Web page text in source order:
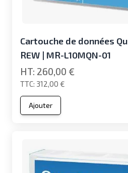
Cartouche de données
REW | MR-L10MQN-01
312,00 €
260,00 €
Ajouter